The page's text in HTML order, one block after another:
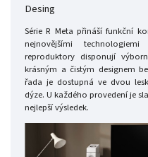
Desing
Série R Meta přináší funkční
nejnovějšími
reproduktory disponují
krásným a čistým designem
řada je dostupná ve dvou
dýze. U každého provedení je
nejlepší výsledek.